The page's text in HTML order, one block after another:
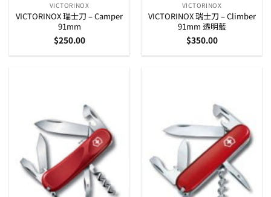
VICTORINOX
VICTORINOX 瑞士刀 – Camper
91mm
$250.00
VICTORINOX
VICTORINOX 瑞士刀 – Climber
91mm 透明藍
$350.00